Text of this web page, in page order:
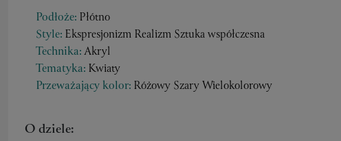
Podłoże: Płótno
Style: Ekspresjonizm Realizm Sztuka współczesna
Technika:Akryl
Tematyka: Kwiaty
Przeważający kolor: Różowy Szary Wielokolorowy
O dziele: